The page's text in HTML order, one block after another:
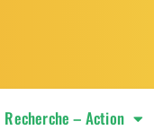
Recherche – Action